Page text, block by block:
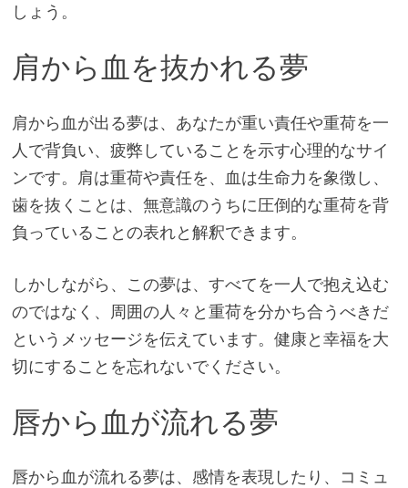
しょう。
肩から血を抜かれる夢
肩から血が出る夢は、あなたが重い責任や重荷を一
人で背負い、疲弊していることを示す心理的なサイ
ンです。肩は重荷や責任を、血は生命力を象徴し、
歯を抜くことは、無意識のうちに圧倒的な重荷を背
負っていることの表れと解釈できます。
しかしながら、この夢は、すべてを一人で抱え込む
のではなく、周囲の人々と重荷を分かち合うべきだ
というメッセージを伝えています。健康と幸福を大
切にすることを忘れないでください。
唇から血が流れる夢
唇から血が流れる夢は、感情を表現したり、コミュ